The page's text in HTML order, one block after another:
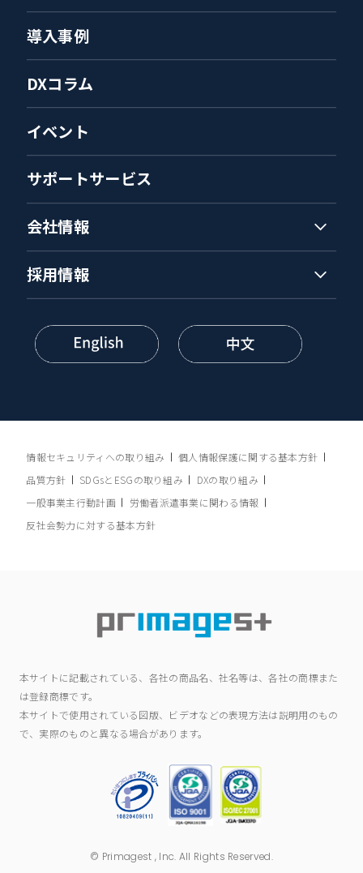
導入事例
DXコラム
イベント
サポートサービス
会社情報
採用情報
情報セキュリティへの取り組み
個人情報保護に関する基本方針
品質方針
SDGsとESGの取り組み
DXの取り組み
一般事業主行動計画
労働者派遣事業に関わる情報
反社会勢力に対する基本方針
本サイトに記載されている、各社の商品名、社名等は、各社の商標また
は登録商標です。
本サイトで使用されている図版、ビデオなどの表現方法は説明用のもの
で、実際のものと異なる場合があります。
© Primagest , Inc. All Rights Reserved.